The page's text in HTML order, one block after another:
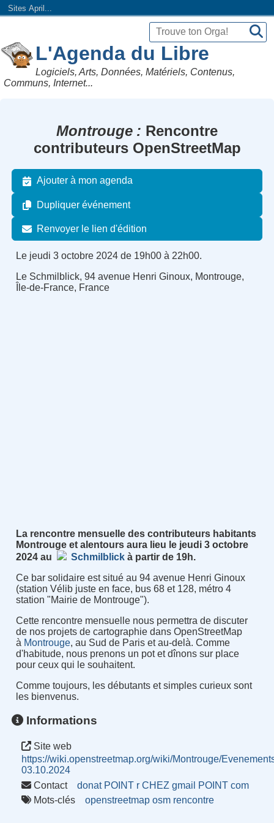
Sites April...
L'Agenda du Libre
Logiciels, Arts, Données, Matériels, Contenus,
Communs, Internet...
Montrouge
Rencontre
contributeurs OpenStreetMap
Ajouter à mon agenda
Dupliquer événement
Renvoyer le lien d'édition
Le jeudi 3 octobre 2024 de 19h00 à 22h00.
Le Schmilblick, 94 avenue Henri Ginoux, Montrouge,
Île-de-France, France
La rencontre mensuelle des contributeurs habitants
Montrouge et alentours aura lieu le jeudi 3 octobre
2024 au
Schmilblick à partir de 19h.
Ce bar solidaire est situé au 94 avenue Henri Ginoux
(station Vélib juste en face, bus 68 et 128, métro 4
station "Mairie de Montrouge").
Cette rencontre mensuelle nous permettra de discuter
de nos projets de cartographie dans OpenStreetMap
à Montrouge, au Sud de Paris et au-delà. Comme
d'habitude, nous prenons un pot et dînons sur place
pour ceux qui le souhaitent.
Comme toujours, les débutants et simples curieux sont
les bienvenus.
Informations
Site web
https://wiki.openstreetmap.org/wiki/Montrouge/
03.10.2024
Contact
donat POINT r CHEZ gmail POINT com
Mots-clés
openstreetmap osm rencontre